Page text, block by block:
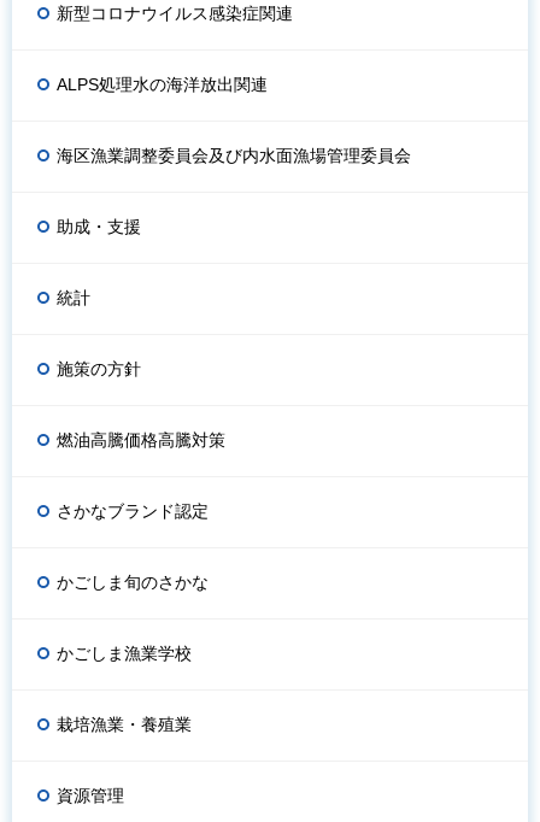
新型コロナウイルス感染症関連
ALPS処理水の海洋放出関連
海区漁業調整委員会及び内水面漁場管理委員会
助成・支援
統計
施策の方針
燃油高騰価格高騰対策
さかなブランド認定
かごしま旬のさかな
かごしま漁業学校
栽培漁業・養殖業
資源管理